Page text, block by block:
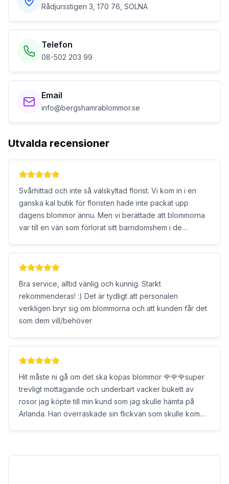
Rådjursstigen 3, 170 76, SOLNA
Telefon
08-502 203 99
Email
info@bergshamrablommor.se
Utvalda recensioner
Svårhittad och inte så välskyltad florist. Vi kom in i en
ganska kal butik för floristen hade inte packat upp
dagens blommor ännu. Men vi berättade att blommorna
var till en vän som förlorat sitt barndomshem i de
själva välja färger och blommor. Han gjorde en så fin
bukett! Högsta betyg både för empatin och för den
Bra service, alltid vänlig och kunnig. Starkt
rekommenderas! :) Det är tydligt att personalen
verkligen bryr sig om blommorna och att kunden får det
som dem vill/behöver
Hit måste ni gå om det ska köpas blommor 🌹🌹🌹super
trevligt mottagande och underbart vacker bukett av
rosor jag köpte till min kund som jag skulle hämta på
Arlanda. Han överraskade sin flickvän som skulle komma